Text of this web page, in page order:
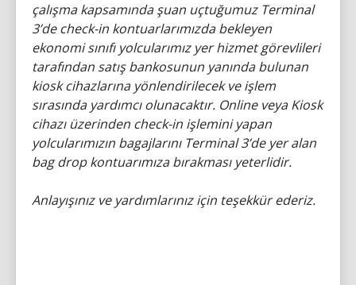
çalışma kapsamında şuan uçtuğumuz Terminal
3’de check-in kontuarlarımızda bekleyen
ekonomi sınıfı yolcularımız yer hizmet görevlileri
tarafından satış bankosunun yanında bulunan
kiosk cihazlarına yönlendirilecek ve işlem
sırasında yardımcı olunacaktır. Online veya Kiosk
cihazı üzerinden check-in işlemini yapan
yolcularımızın bagajlarını Terminal 3’de yer alan
bag drop kontuarımıza bırakması yeterlidir.
Anlayışınız ve yardımlarınız için teşekkür ederiz.